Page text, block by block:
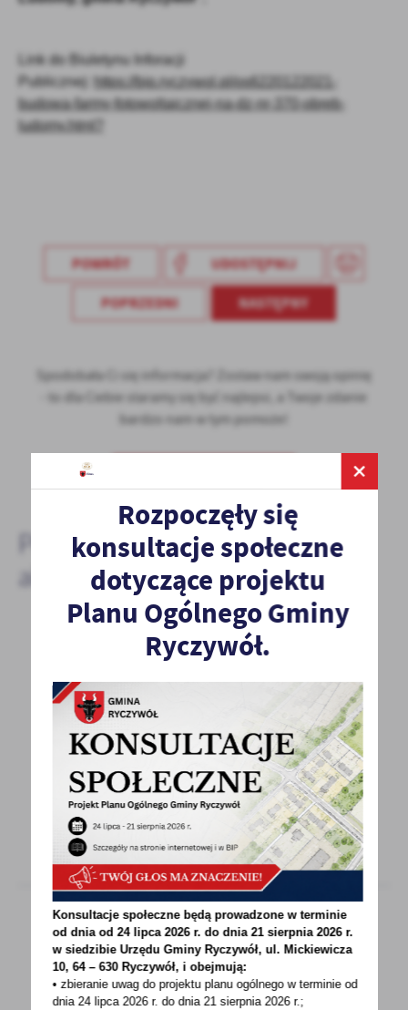
Firmy te działają w charakterze pośredników prezentujących nasze
Link do Biuletynu Inforacji
Publicznej:
https://bip.ryczywol.pl/os6220122021-
budowa-farmy-fotowoltaicznej-na-dz-nr-370-obreb-
ludomy.html?
POWRÓT UDOSTĘPNIJ
POPRZEDNI NASTĘPNY
Spodobała Ci się informacja? Zostaw nam swoją opinię
- to dla Ciebie staramy się być najlepsi, a Twoje zdanie
bardzo nam w tym pomoże!
Pozostałe
aktualności
24.01.2022 R. URZĄD STANU CYWILNEGO
CZYNNY KRÓCEJ
DNIA 24.01.2022 R. (PONIEDZIAŁEK) URZĄD
STANIU CYWILNEGO ( BIURO NR 9) CZYNNE DO
GODZ. 14.00
20 - 01 - 2022
ZAPROSZENIE DO KONSULTACJI
Rozpoczęły się
konsultacje społeczne
dotyczące projektu
Planu Ogólnego Gminy
Ryczywół.
Konsultacje społeczne będą prowadzone w terminie
od dnia od 24 lipca 2026 r. do dnia 21 sierpnia 2026 r.
w siedzibie Urzędu Gminy Ryczywół, ul. Mickiewicza
10, 64 – 630 Ryczywół, i obejmują:
• zbieranie uwag do projektu planu ogólnego w terminie od
dnia 24 lipca 2026 r. do dnia 21 sierpnia 2026 r.;